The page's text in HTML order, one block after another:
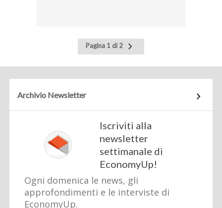
Pagina 1 di 2
Pagina
successiva
Archivio Newsletter
Iscriviti alla
newsletter
settimanale di
EconomyUp!
Ogni domenica le news, gli
approfondimenti e le interviste di
EconomyUp.